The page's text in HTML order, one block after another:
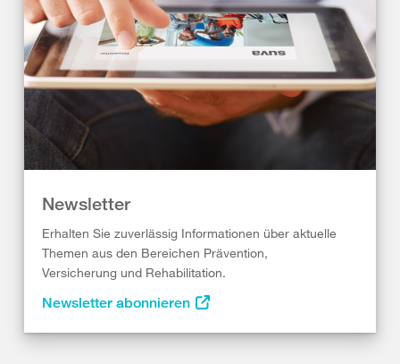
Newsletter
Erhalten Sie zuverlässig Informationen über aktuelle
Themen aus den Bereichen Prävention,
Versicherung und Rehabilitation.
Newsletter abonnieren